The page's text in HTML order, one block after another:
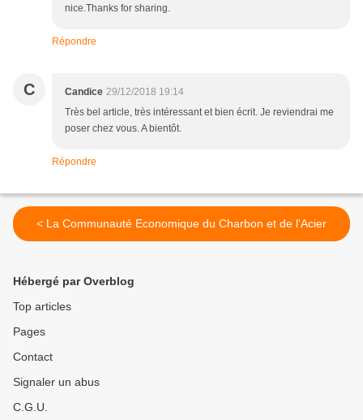
nice.Thanks for sharing.
Répondre
C Candice 29/12/2018 19:14
Très bel article, très intéressant et bien écrit. Je reviendrai me
poser chez vous. A bientôt.
Répondre
< La Communauté Economique du Charbon et de l'Acier
Hébergé par Overblog
Top articles
Pages
Contact
Signaler un abus
C.G.U.